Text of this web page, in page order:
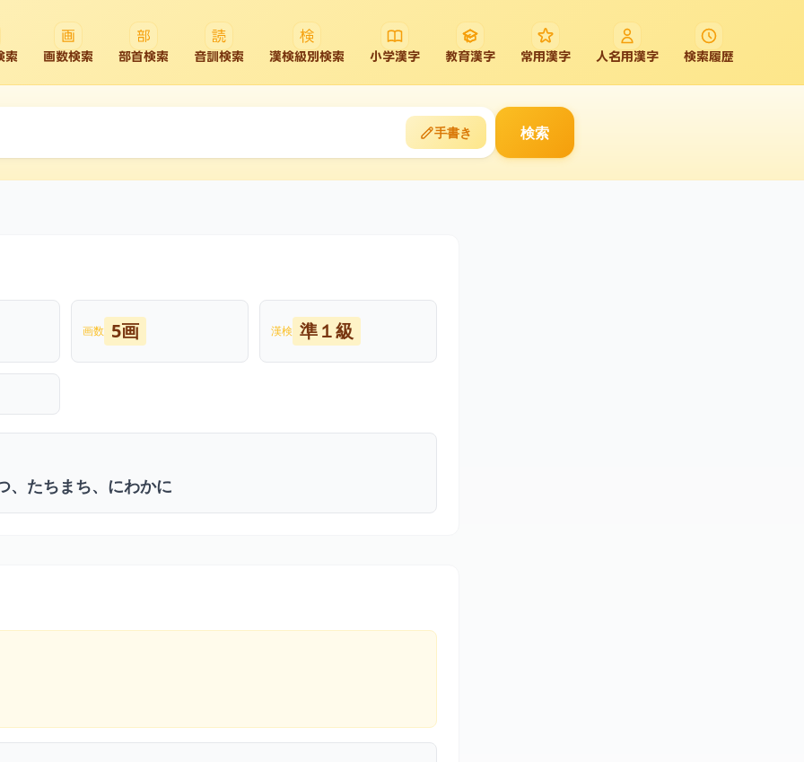
索 画数検索 部首検索 音訓検索 漢検級別検索 小学漢字 教育漢字 常用漢字 人名用漢字 検索履歴
手書き 検索
画数 5画 漢検 準１級
、たちまち、にわかに